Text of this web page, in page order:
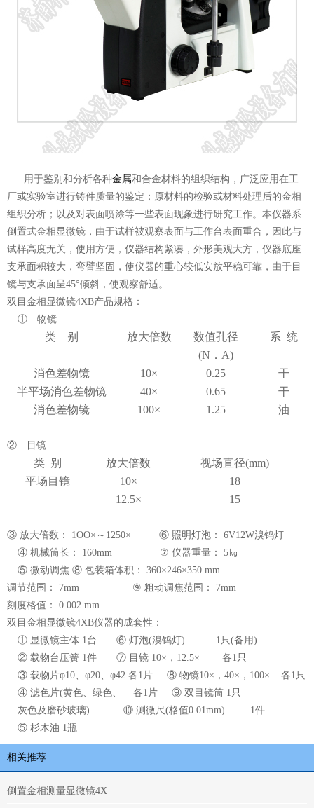
用于鉴别和分析各种金属和合金材料的组织结构，广泛应用在工
厂或实验室进行铸件质量的鉴定；原材料的检验或材料处理后的金相
组织分析；以及对表面喷涂等一些表面现象进行研究工作。本仪器系
倒置式金相显微镜，由于试样被观察表面与工作台表面重合，因此与
试样高度无关，使用方便，仪器结构紧凑，外形美观大方，仪器底座
支承面积较大，弯臂坚固，使仪器的重心较低安放平稳可靠，由于目
镜与支承面呈45°倾斜，使观察舒适。
双目金相显微镜4XB产品规格 ：
① 物镜
类 别 放大倍数
数值孔径
(N．A)
系 统
消色差物镜 10× 0.25
干
半平场消色差物镜
40× 0.65
干
消色差物镜
100× 1.25 油
② 目镜
类 别 放大倍数
视场直径(mm)
平场目镜
10×
18
12.5×
15
③ 放大倍数： 1OO×～1250× ⑥ 照明灯泡： 6V12W溴钨灯
④ 机械筒长： 160mm ⑦ 仪器重量： 5㎏
⑤ 微动调焦 ⑧ 包装箱体积： 360×246×350 mm
调节范围： 7mm ⑨ 粗动调焦范围： 7mm
刻度格值： 0.002 mm
双目金相显微镜4XB仪器的成套性 ：
① 显微镜主体 1台 ⑥ 灯泡(溴钨灯) 1只(备用)
② 载物台压簧 1件 ⑦ 目镜 10×，12.5× 各1只
③ 载物片φ10、φ20、φ42 各1片 ⑧ 物镜10×，40×，100× 各1只
④ 滤色片(黄色、绿色、 各1片 ⑨ 双目镜筒 1只
灰色及磨砂玻璃) ⑩ 测微尺(格值0.01mm) 1件
⑤ 杉木油 1瓶
相关推荐
倒置金相测量显微镜4X